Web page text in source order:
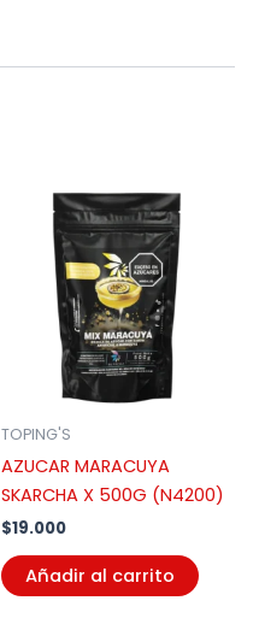
TOPING'S
AZUCAR MARACUYA
SKARCHA X 500G (N4200)
$19.000
Añadir al carrito